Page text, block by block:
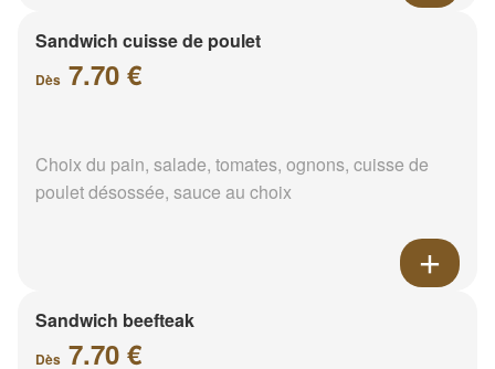
Sandwich cuisse de poulet
Dès 7.70 €
Choix du pain, salade, tomates, ognons, cuisse de
poulet désossée, sauce au choix
Sandwich beefteak
Dès 7.70 €